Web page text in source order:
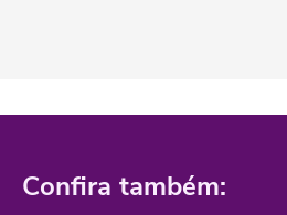
Confira também: